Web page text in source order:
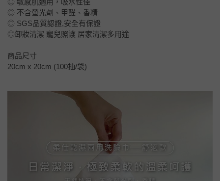
◎ 敏感肌適用，吸水性佳
◎ 不含螢光劑、甲醛、香精
◎ SGS品質認證,安全有保證
◎卸妝清潔 寵兒照護 居家清潔多用途
商品尺寸
20cm x 20cm (100抽/袋)